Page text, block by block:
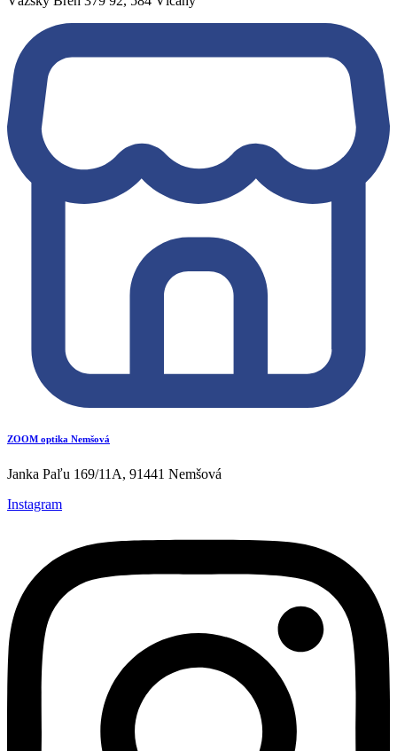
ZOOM optika Nemšová
Janka Paľu 169/11A, 91441 Nemšová
Instagram